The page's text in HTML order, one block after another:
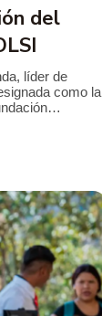
del
líder de
como la